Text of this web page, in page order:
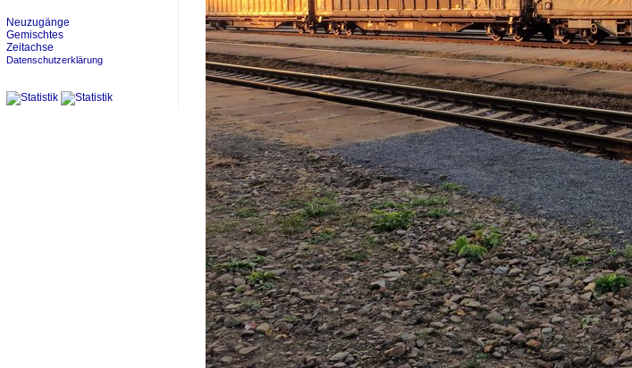
Neuzugänge
Gemischtes
Zeitachse
Datenschutzerklärung